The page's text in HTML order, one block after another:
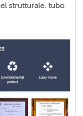
strutturale. tubo